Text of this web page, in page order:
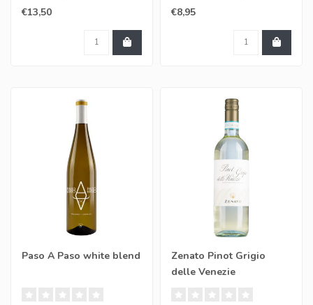
verleidelijke neus van
€13,50
en 15% malvasia nera di
€8,95
Paso A Paso white blend
Zenato Pinot Grigio
delle Venezie